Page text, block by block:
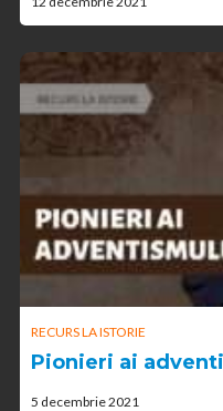
RECURS LA ISTORIE
Pionieri ai
5 decembrie 2021